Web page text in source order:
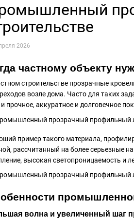
2026
частному объекту
строительстве прозрачные
возле дома. Часто для таких
прочное, аккуратное и долговечное
пример такого материала,
рассчитанный на более серьезные
высокая светопроницаемость и
волна и увеличенный шаг